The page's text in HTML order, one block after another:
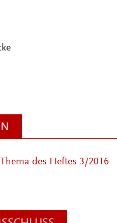
des Heftes 3/2016